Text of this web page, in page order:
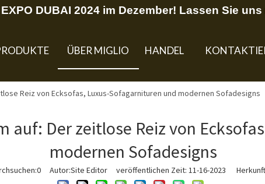
DUBAI 2024 im Dezember! Lassen Sie
ÜBER MIGLIO HANDEL
Reiz von Ecksofas, Luxus-Sofagarnituren und modernen Sofadesigns
auf: Der zeitlose Reiz von
modernen Sofadesigns
0 Autor:Site Editor veröffentlichen Zeit: 11-16-2023